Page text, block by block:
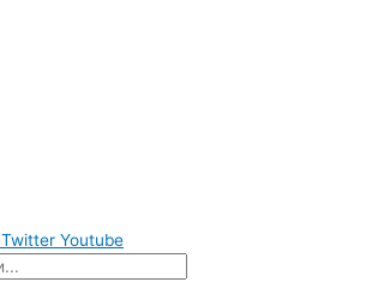
Twitter Youtube